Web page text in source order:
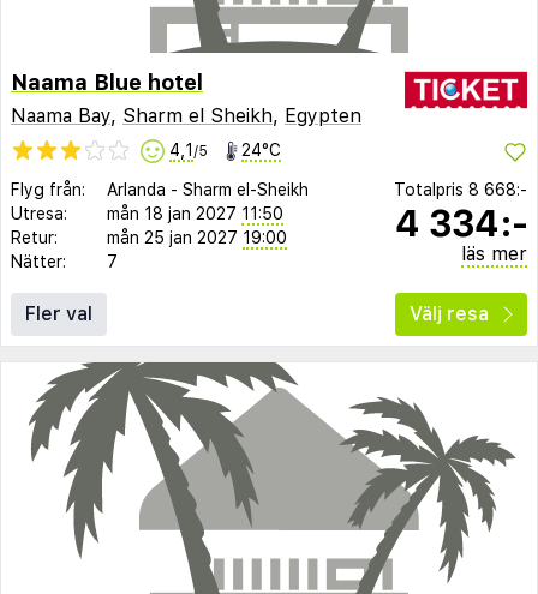
Naama Blue hotel
Naama Bay, Sharm el Sheikh, Egypten
4,1 /5 24°C
Flyg från: Arlanda - Sharm el-Sheikh
Utresa:
mån 18 jan 2027 11:50
Retur:
mån 25 jan 2027 19:00
Nätter:
7
Totalpris 8 668:-
4 334:-
läs mer
Fler val Välj resa